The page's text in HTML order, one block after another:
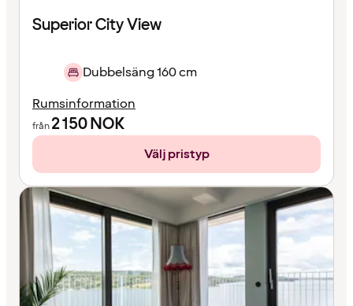
Superior City View
Dubbelsäng 160 cm
Rumsinformation
från2 150NOK
Välj pristyp